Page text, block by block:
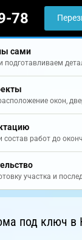
78
сами
подготавливаем
окон,
работ до
участка и
под ключ в